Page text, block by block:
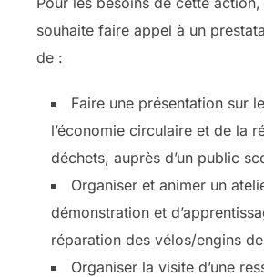
souhaite faire appel à un
de :
Faire une présentation sur
l’économie circulaire et de la
déchets, auprès d’un public
Organiser et animer un
démonstration et
réparation des vélos/engins
Organiser la visite d’une